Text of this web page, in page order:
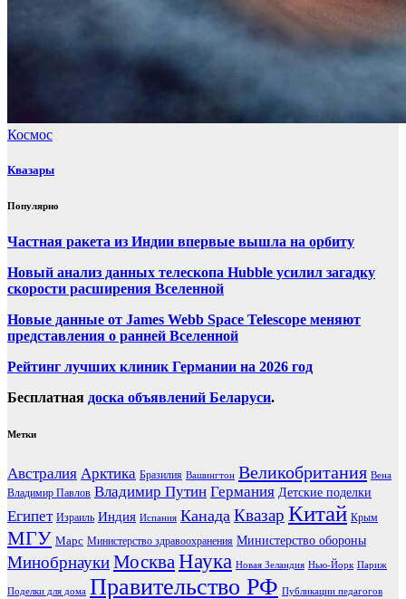
Космос
Квазары
Популярно
Частная ракета из Индии впервые вышла на орбиту
Новый анализ данных телескопа Hubble усилил загадку
скорости расширения Вселенной
Новые данные от James Webb Space Telescope меняют
представления о ранней Вселенной
Рейтинг лучших клиник Германии на 2026 год
Бесплатная доска объявлений Беларуси.
Метки
Австралия Арктика Бразилия Вашингтон Великобритания Вена
Владимир Павлов Владимир Путин Германия Детские поделки
Египет Израиль Индия Испания Канада Квазар Китай Крым
МГУ Марс Министерство здравоохранения Министерство обороны
МинобрнаукиМоскваНаука Новая Зеландия Нью-Йорк Париж
Поделки для дома Правительство РФ Публикации педагогов